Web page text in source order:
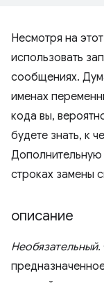
Несмотря на
использовать
сообщениях.
именах
кода вы,
будете знать, к
строках замены
описание
Необязательный.